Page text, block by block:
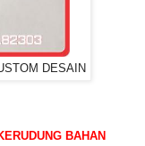
DESAIN
BAHAN